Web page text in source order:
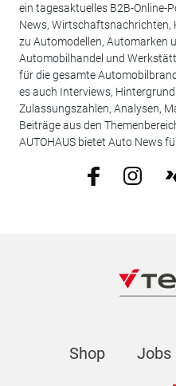
ein tagesaktuelles B2B-Online-
News, Wirtschaftsnachrichten,
zu Automodellen, Automarken
Automobilhandel und
für die gesamte
es auch Interviews,
Zulassungszahlen, Analysen,
Beiträge aus den
AUTOHAUS bietet Auto News
Shop Jobs